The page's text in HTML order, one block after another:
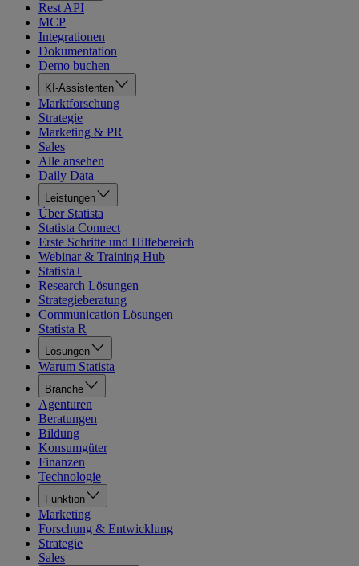
Rest API
MCP
Integrationen
Dokumentation
Demo buchen
KI-Assistenten
Marktforschung
Strategie
Marketing & PR
Sales
Alle ansehen
Daily Data
Leistungen
Über Statista
Statista Connect
Erste Schritte und Hilfebereich
Webinar & Training Hub
Statista+
Research Lösungen
Strategieberatung
Communication Lösungen
Statista R
Lösungen
Warum Statista
Branche
Agenturen
Beratungen
Bildung
Konsumgüter
Finanzen
Technologie
Funktion
Marketing
Forschung & Entwicklung
Strategie
Sales